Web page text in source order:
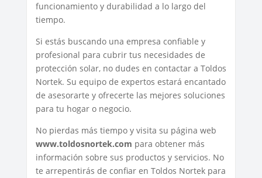
funcionamiento y durabilidad a lo largo del
tiempo.
Si estás buscando una empresa confiable y
profesional para cubrir tus necesidades de
protección solar, no dudes en contactar a Toldos
Nortek. Su equipo de expertos estará encantado
de asesorarte y ofrecerte las mejores soluciones
para tu hogar o negocio.
No pierdas más tiempo y visita su página web
www.toldosnortek.com para obtener más
información sobre sus productos y servicios. No
te arrepentirás de confiar en Toldos Nortek para